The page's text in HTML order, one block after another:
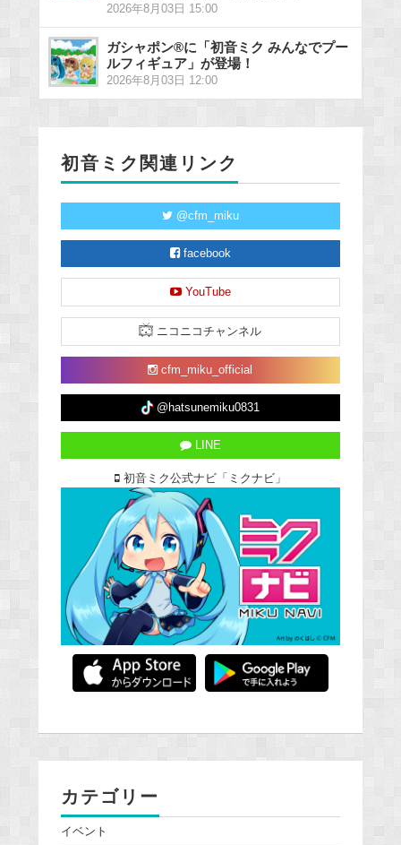
2026年8月03日 15:00
ガシャポン®に「初音ミク みんなでプー
ルフィギュア」が登場！
2026年8月03日 12:00
初音ミク関連リンク
@cfm_miku
facebook
YouTube
ニコニコチャンネル
cfm_miku_official
@hatsunemiku0831
LINE
初音ミク公式ナビ「ミクナビ」
カテゴリー
イベント